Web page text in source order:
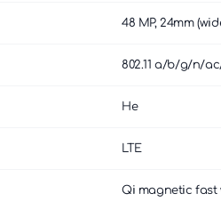
48 MP, 24mm
802.11 a/b/g/n/
Не
LTE
Qi magnetic fast